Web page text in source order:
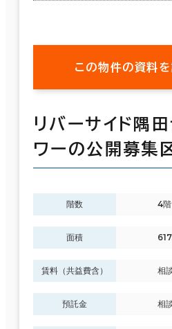
この物件の資料
リバーサイド隅
ワーの公開募集
階数 4階
面積
賃料（共益費含） 相
預託金 相